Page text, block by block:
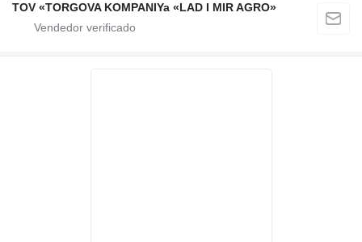
TOV «TORGOVA KOMPANIYa «LAD I MIR AGRO»